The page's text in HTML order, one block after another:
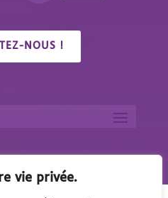
vie privée.
NOUS !